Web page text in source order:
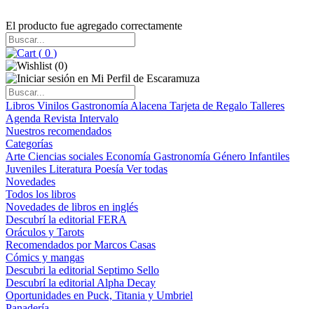
El producto fue agregado correctamente
( 0 )
(0)
Libros Vinilos Gastronomía Alacena Tarjeta de Regalo Talleres
Agenda Revista Intervalo
Nuestros recomendados
Categorías
Arte Ciencias sociales Economía Gastronomía Género Infantiles
Juveniles Literatura Poesía Ver todas
Novedades
Todos los libros
Novedades de libros en inglés
Descubrí la editorial FERA
Oráculos y Tarots
Recomendados por Marcos Casas
Cómics y mangas
Descubri la editorial Septimo Sello
Descubrí la editorial Alpha Decay
Oportunidades en Puck, Titania y Umbriel